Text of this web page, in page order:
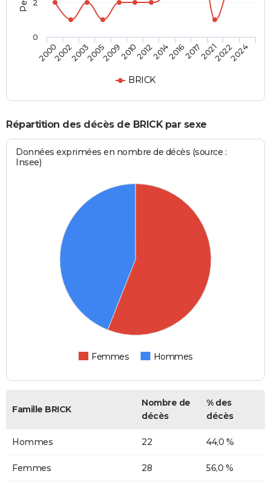
BRICK
2000200220032005200920102012201420162017202120222024
0
2
Répartition des décès de BRICK par sexe
Données exprimées en nombre de décès (source :
Insee)
Femmes Hommes
Famille BRICK
Nombre de
décès
% des
décès
Hommes 22 44,0 %
Femmes 28 56,0 %